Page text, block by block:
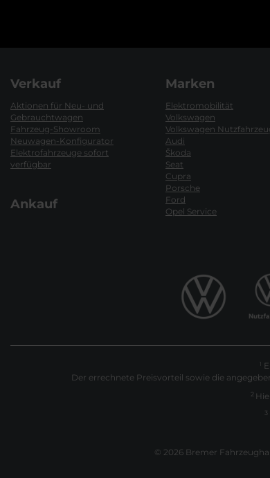
Verkauf
Aktionen für Neu- und
Gebrauchtwagen
Fahrzeug-Showroom
Neuwagen-Konfigurator
Elektrofahrzeuge sofort
verfügbar
Ankauf
Marken
Elektromobilität
Volkswagen
Volkswagen
Audi
Škoda
Seat
Cupra
Porsche
Ford
Opel Service
1
Der errechnete Preisvorteil sowie die
2
3
© 2026 Bremer